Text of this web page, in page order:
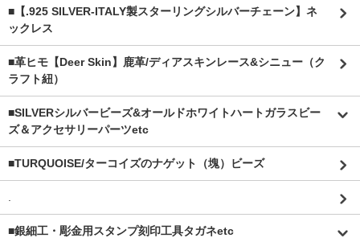
■【.925 SILVER-ITALY製スターリングシルバーチェーン】ネ
ックレス
■革ヒモ【Deer Skin】鹿革/ディアスキンレース&シニュー（ク
ラフト紐）
■SILVERシルバービーズ&オールドホワイトハートガラスビー
ズ＆アクセサリーパーツetc
■TURQUOISE/ターコイズのナゲット（塊）ビーズ
■銀細工・彫金用スタンプ刻印工具タガネetc